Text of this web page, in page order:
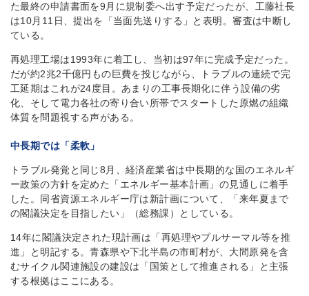
た最終の申請書面を9月に規制委へ出す予定だったが、工藤社長
は10月11日、提出を「当面先送りする」と表明。審査は中断し
ている。
再処理工場は1993年に着工し、当初は97年に完成予定だった。
だが約2兆2千億円もの巨費を投じながら、トラブルの連続で完
工延期はこれが24度目。あまりの工事長期化に伴う設備の劣
化、そして電力各社の寄り合い所帯でスタートした原燃の組織
体質を問題視する声がある。
中長期では「柔軟」
トラブル発覚と同じ8月、経済産業省は中長期的な国のエネルギ
ー政策の方針を定めた「エネルギー基本計画」の見通しに着手
した。同省資源エネルギー庁は新計画について、「来年夏まで
の閣議決定を目指したい」（総務課）としている。
14年に閣議決定された現計画は「再処理やプルサーマル等を推
進」と明記する。青森県や下北半島の市町村が、大間原発を含
むサイクル関連施設の建設は「国策として推進される」と主張
する根拠はここにある。